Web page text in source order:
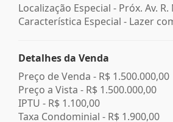
Localização Especial - Próx. Av.
Característica Especial - Lazer
Detalhes da Venda
Preço de Venda - R$ 1.500.000,00
Preço a Vista - R$ 1.500.000,00
IPTU - R$ 1.100,00
Taxa Condominial - R$ 1.900,00